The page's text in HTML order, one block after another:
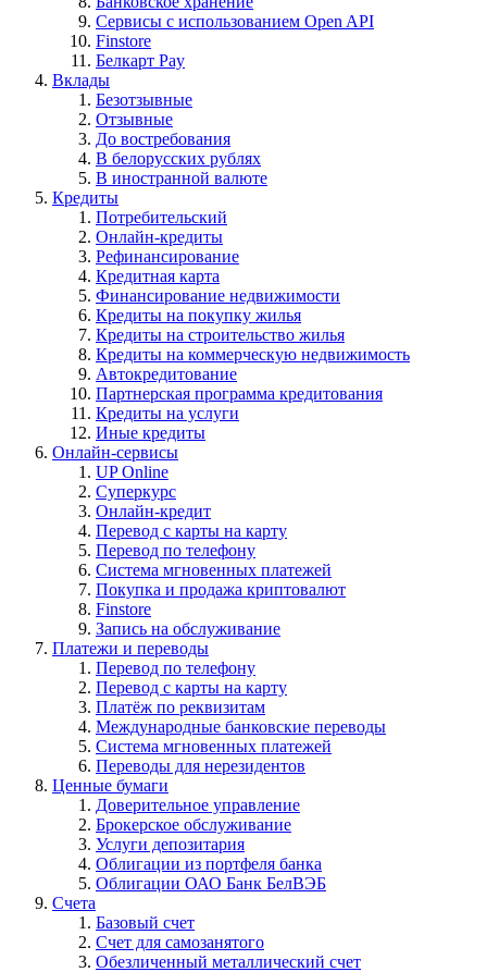
Сервисы с использованием Open API
Finstore
Белкарт Pay
Вклады
Безотзывные
Отзывные
До востребования
В белорусских рублях
В иностранной валюте
Кредиты
Потребительский
Онлайн-кредиты
Рефинансирование
Кредитная карта
Финансирование недвижимости
Кредиты на покупку жилья
Кредиты на строительство жилья
Кредиты на коммерческую недвижимость
Автокредитование
Партнерская программа кредитования
Кредиты на услуги
Иные кредиты
Онлайн-сервисы
UP Online
Суперкурс
Онлайн-кредит
Перевод с карты на карту
Перевод по телефону
Система мгновенных платежей
Покупка и продажа криптовалют
Finstore
Запись на обслуживание
Платежи и переводы
Перевод по телефону
Перевод с карты на карту
Платёж по реквизитам
Международные банковские переводы
Система мгновенных платежей
Переводы для нерезидентов
Ценные бумаги
Доверительное управление
Брокерское обслуживание
Услуги депозитария
Облигации из портфеля банка
Облигации ОАО Банк БелВЭБ
Счета
Базовый счет
Счет для самозанятого
Обезличенный металлический счет